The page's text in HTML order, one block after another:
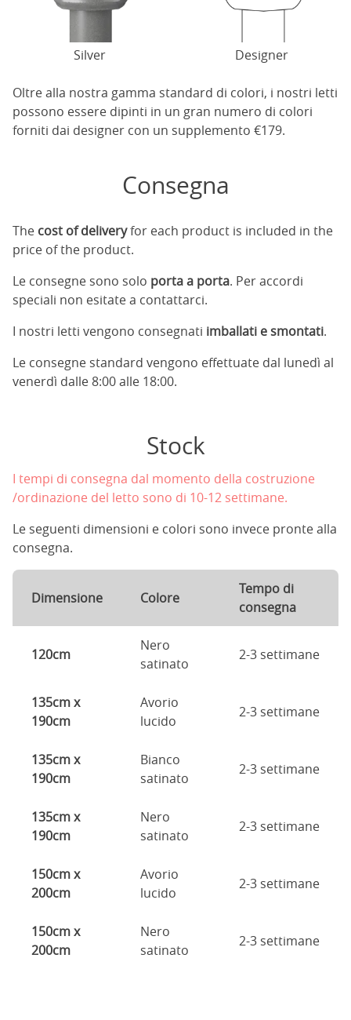
Silver Designer
Oltre alla nostra gamma standard di colori, i nostri letti
possono essere dipinti in un gran numero di colori
forniti dai designer con un supplemento €179.
Consegna
The cost of deliveryfor each product is included in the
price of the product.
Le consegne sono solo porta a porta. Per accordi
speciali non esitate a contattarci.
I nostri letti vengono consegnati imballati e smontati.
Le consegne standard vengono effettuate dal lunedì al
venerdì dalle 8:00 alle 18:00.
Stock
I tempi di consegna dal momento della costruzione
/ordinazione del letto sono di 10-12 settimane.
Le seguenti dimensioni e colori sono invece pronte alla
consegna.
Dimensione Colore
Tempo di
consegna
120cm
Nero
satinato
2-3 settimane
135cm x
190cm
Avorio
lucido
2-3 settimane
135cm x
190cm
Bianco
satinato
2-3 settimane
135cm x
190cm
Nero
satinato
2-3 settimane
150cm x
200cm
Avorio
lucido
2-3 settimane
150cm x
200cm
Nero
satinato
2-3 settimane